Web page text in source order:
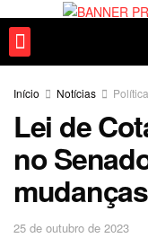
Início Notícias Política
Lei de
no
mudanças
25 de outubro de 2023